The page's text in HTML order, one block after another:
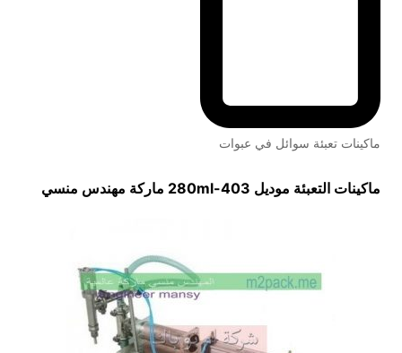
ماكينات تعبئة سوائل في عبوات
ماكينات التعبئة موديل 403-280ml ماركة مهندس منسي